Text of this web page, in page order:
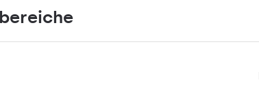
und der hohen Energieeinsparung wird